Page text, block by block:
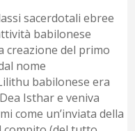
sacerdotali ebree
babilonese
creazione del primo
nome
babilonese era
Isthar e veniva
come un’inviata della